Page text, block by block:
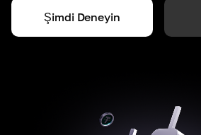
Şimdi Deneyin